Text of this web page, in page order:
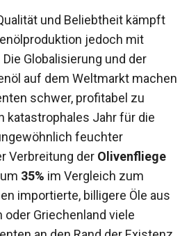
und Beliebtheit kämpft
jedoch mit
Globalisierung und der
auf dem Weltmarkt machen
schwer, profitabel zu
katastrophales Jahr für die
feuchter
Verbreitung der Olivenfliege
35% im Vergleich zum
importierte, billigere Öle aus
oder Griechenland viele